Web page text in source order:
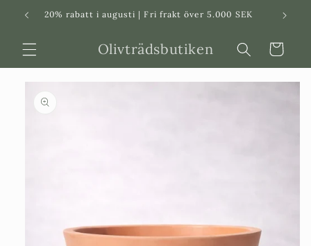
Svenska Dansk
20% rabatt i augusti | Fri frakt över 5.000 SEK
Olivträdsbutiken Varukorg